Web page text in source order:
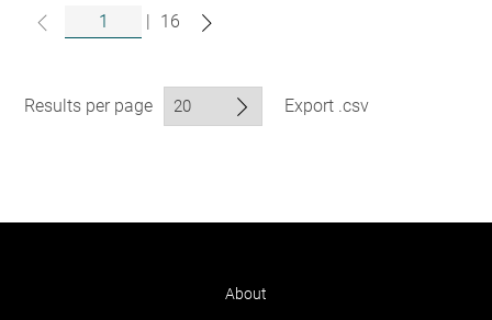
| 16
Results per page Export .csv
About